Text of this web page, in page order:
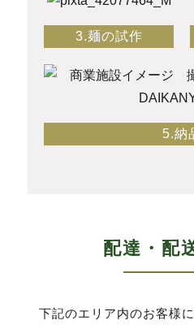
3.麺の試作
5.納
配達・配
下記のエリア内のお客様